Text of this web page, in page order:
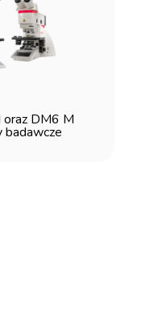
DM6 M
badawcze